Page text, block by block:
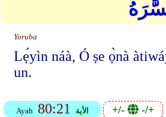
Yoruba
Lẹ́yìn náà, Ó ṣe ọ̀nà
un.
Ayah 80:21 الأية +/- -/+